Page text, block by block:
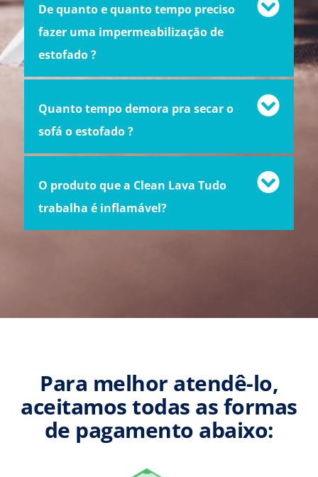
De quanto e quanto tempo preciso
fazer uma impermeabilização de
estofado ?
Quanto tempo demora pra secar o
sofá o estofado ?
O produto que a Clean Lava Tudo
trabalha é inflamável?
Para melhor atendê-lo,
aceitamos todas as formas
de pagamento abaixo: